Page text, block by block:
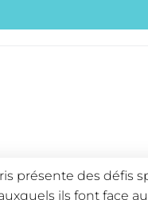
présente des défis
ils font face